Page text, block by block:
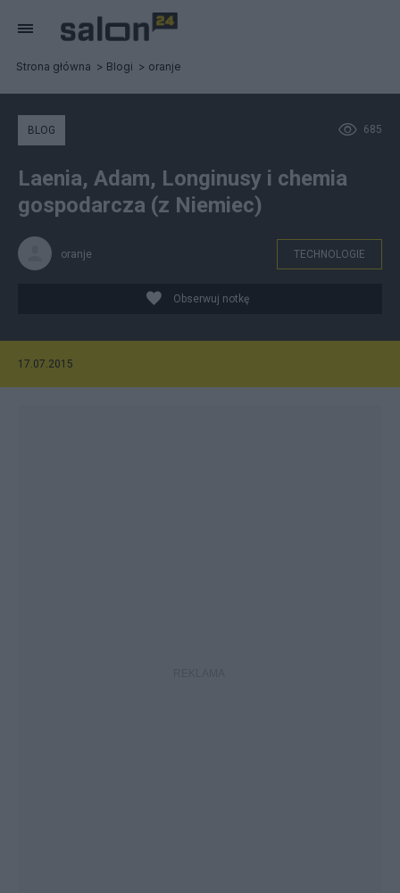
Strona główna Blogi oranje
685
BLOG
Laenia, Adam, Longinusy i chemia
gospodarcza (z Niemiec)
oranje TECHNOLOGIE
Obserwuj notkę
17.07.2015